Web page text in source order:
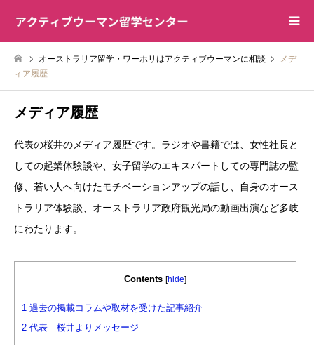
オーストラリア留学・ワーホリはアクティブウーマンに相談
メデ
ィア履歴
メディア履歴
代表の桜井のメディア履歴です。ラジオや書籍では、女性社長と
しての起業体験談や、女子留学のエキスパートしての専門誌の監
修、若い人へ向けたモチベーションアップの話し、自身のオース
トラリア体験談、オーストラリア政府観光局の動画出演など多岐
にわたります。
Contents [hide]
1 過去の掲載コラムや取材を受けた記事紹介
2 代表 桜井よりメッセージ